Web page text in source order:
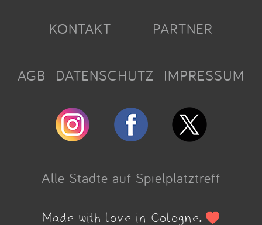
KONTAKT PARTNER
AGB DATENSCHUTZ IMPRESSUM
Alle Städte auf Spielplatztreff
Made with love in Cologne.